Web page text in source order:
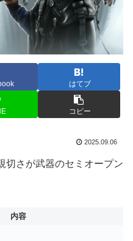
はてブ
コピー
2025.09.06
切さが武器のセミオープン
内容